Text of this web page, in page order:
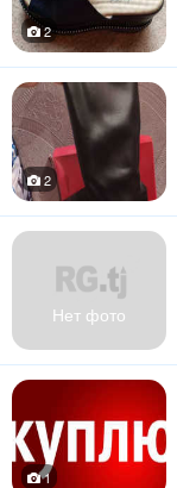
2
2
Нет фото
1